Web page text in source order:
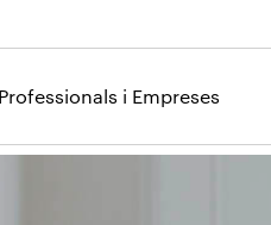
Professionals i Empreses